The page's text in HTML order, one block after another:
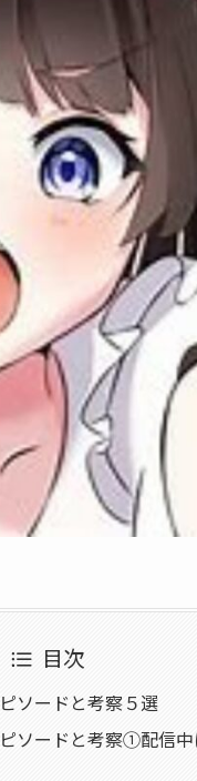
目次
ソードと考察５選
ソードと考察①配信